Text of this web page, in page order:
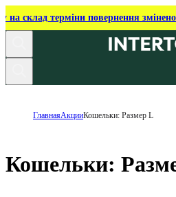
на склад терміни повернення
ГлавнаяАкцииКошельки: Размер L
Кошельки: